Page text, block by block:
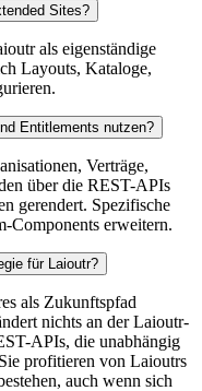
Sites?
als eigenständige
Layouts, Kataloge,
Entitlements nutzen?
Verträge,
über die REST-APIs
gerendert. Spezifische
Components erweitern.
für Laioutr?
als Zukunftspfad
nichts an der Laioutr-
APIs, die unabhängig
profitieren von Laioutrs
auch wenn sich